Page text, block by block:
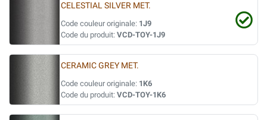
CELESTIAL SILVER MET.
Code couleur originale: 1J9
Code du produit: VCD-TOY-1J9
CERAMIC GREY MET.
Code couleur originale: 1K6
Code du produit: VCD-TOY-1K6